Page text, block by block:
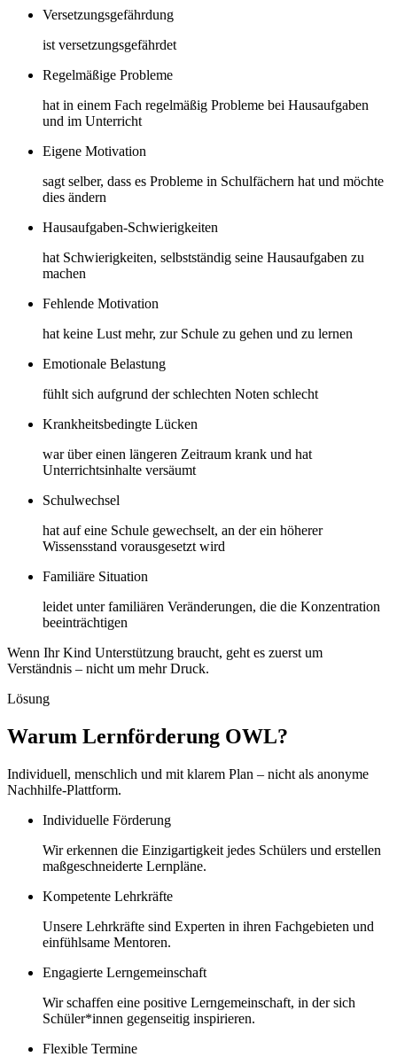
Versetzungsgefährdung
ist versetzungsgefährdet
Regelmäßige Probleme
hat in einem Fach regelmäßig Probleme bei Hausaufgaben
und im Unterricht
Eigene Motivation
sagt selber, dass es Probleme in Schulfächern hat und möchte
dies ändern
Hausaufgaben-Schwierigkeiten
hat Schwierigkeiten, selbstständig seine Hausaufgaben zu
machen
Fehlende Motivation
hat keine Lust mehr, zur Schule zu gehen und zu lernen
Emotionale Belastung
fühlt sich aufgrund der schlechten Noten schlecht
Krankheitsbedingte Lücken
war über einen längeren Zeitraum krank und hat
Unterrichtsinhalte versäumt
Schulwechsel
hat auf eine Schule gewechselt, an der ein höherer
Wissensstand vorausgesetzt wird
Familiäre Situation
leidet unter familiären Veränderungen, die die Konzentration
beeinträchtigen
Wenn Ihr Kind Unterstützung braucht, geht es zuerst um
Verständnis – nicht um mehr Druck.
Lösung
Warum Lernförderung OWL?
Individuell, menschlich und mit klarem Plan – nicht als anonyme
Nachhilfe-Plattform.
Individuelle Förderung
Wir erkennen die Einzigartigkeit jedes Schülers und erstellen
maßgeschneiderte Lernpläne.
Kompetente Lehrkräfte
Unsere Lehrkräfte sind Experten in ihren Fachgebieten und
einfühlsame Mentoren.
Engagierte Lerngemeinschaft
Wir schaffen eine positive Lerngemeinschaft, in der sich
Schüler*innen gegenseitig inspirieren.
Flexible Termine